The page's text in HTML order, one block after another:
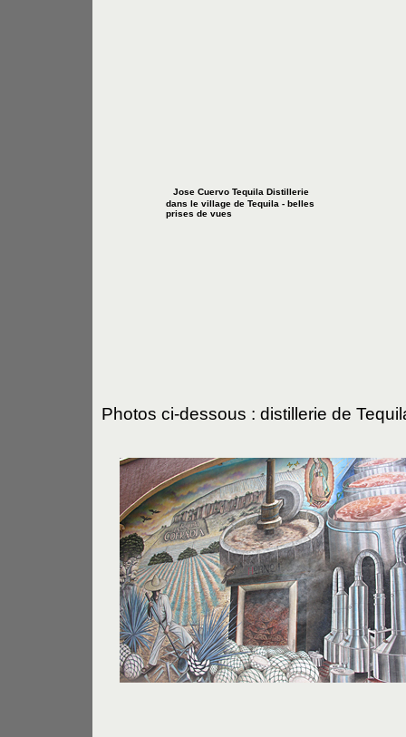
Jose Cuervo Tequila Distillerie
dans le village de Tequila - belles
prises de vues
Photos ci-dessous : distillerie de